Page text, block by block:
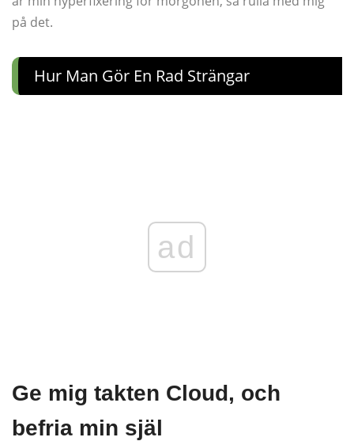
på det.
Hur Man Gör En Rad Strängar
ad
Ge mig takten Cloud, och
befria min själ